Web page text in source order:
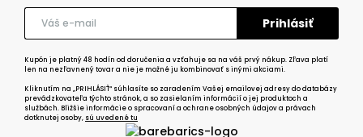
Kupón je platný 48 hodín od doručenia a vzťahuje sa na váš prvý nákup. Zľava platí
len na nezľavnený tovar a nie je možné ju kombinovať s inými akciami.
Kliknutím na „PRIHLÁSIŤ“ súhlasíte so zaradením Vašej emailovej adresy do databázy
prevádzkovateľa týchto stránok, a so zasielaním informácií o jej produktoch a
službách. Bližšie informácie o spracovaní a ochrane osobných údajov a právach
dotknutej osoby, sú uvedené tu